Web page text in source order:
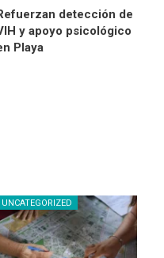
detección de
y apoyo psicológico
Playa
UNCATEGORIZED